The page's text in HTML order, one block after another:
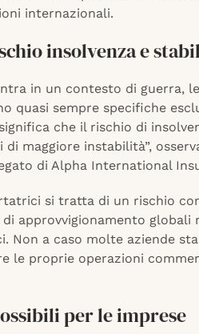
internazionali.
insolvenza e
in un contesto di guerra,
quasi sempre specifiche
che il rischio di
maggiore instabilità”,
di Alpha International
si tratta di un rischio
approvvigionamento globali
Non a caso molte aziende
le proprie operazioni
per le imprese